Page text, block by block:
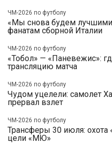
ЧМ-2026 по футболу
«Мы снова будем
фанатам сборной Италии
ЧМ-2026 по футболу
«Тобол» — «Паневежис»:
трансляцию матча
ЧМ-2026 по футболу
Чудом уцелели: самолет
прервал взлет
ЧМ-2026 по футболу
Трансферы 30 июля: охота
цели «МЮ»